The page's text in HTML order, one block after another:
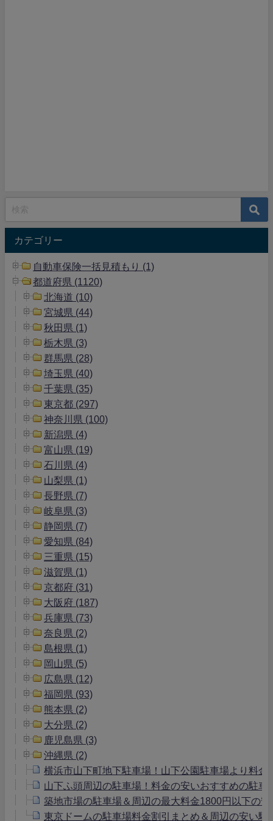
カテゴリー
自動車保険一括見積もり (1)
都道府県 (1120)
北海道 (10)
宮城県 (44)
秋田県 (1)
栃木県 (3)
群馬県 (28)
埼玉県 (40)
千葉県 (35)
東京都 (297)
神奈川県 (100)
新潟県 (4)
富山県 (19)
石川県 (4)
山梨県 (1)
長野県 (7)
岐阜県 (3)
静岡県 (7)
愛知県 (84)
三重県 (15)
滋賀県 (1)
京都府 (31)
大阪府 (187)
兵庫県 (73)
奈良県 (2)
島根県 (1)
岡山県 (5)
広島県 (12)
福岡県 (93)
熊本県 (2)
大分県 (2)
鹿児島県 (3)
沖縄県 (2)
横浜市山下町地下駐車場！山下公園駐車場より料金
山下ふ頭周辺の駐車場！料金の安いおすすめの駐車
築地市場の駐車場＆周辺の最大料金1800円以下の
東京ドームの駐車場料金割引まとめ＆周辺の安い駐